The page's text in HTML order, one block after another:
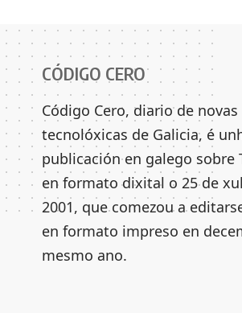
CÓDIGO CERO
Código Cero, diario de novas
tecnolóxicas de Galicia, é
publicación en galego sobre
en formato dixital o 25 de
2001, que comezou a
en formato impreso en
mesmo ano.